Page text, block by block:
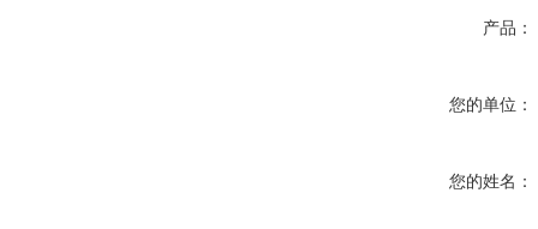
产品：
您的单位：
您的姓名：